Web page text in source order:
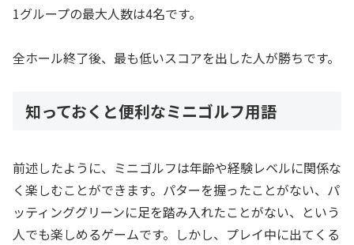
1グループの最大人数は4名です。
全ホール終了後、最も低いスコアを出した人が勝ちです。
知っておくと便利なミニゴルフ用語
前述したように、ミニゴルフは年齢や経験レベルに関係な
く楽しむことができます。パターを握ったことがない、パ
ッティンググリーンに足を踏み入れたことがない、という
人でも楽しめるゲームです。しかし、プレイ中に出てくる